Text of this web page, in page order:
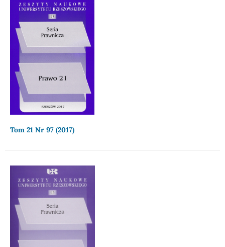
Tom 21 Nr 97 (2017)